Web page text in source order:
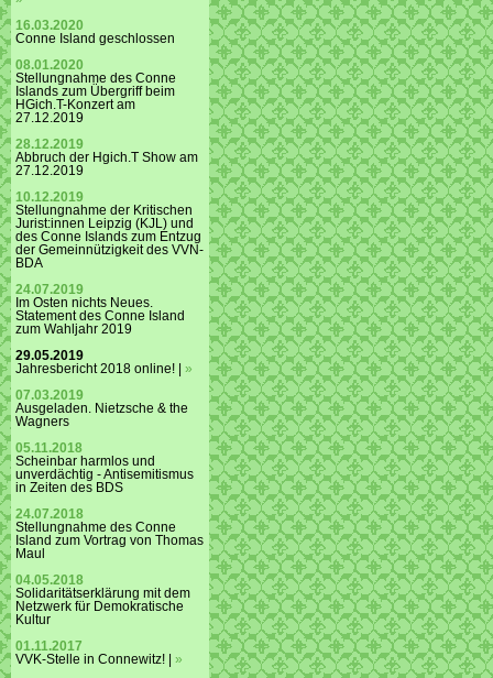
16.03.2020
Conne Island geschlossen
08.01.2020
Stellungnahme des Conne
Islands zum Übergriff beim
HGich.T-Konzert am
27.12.2019
28.12.2019
Abbruch der Hgich.T Show am
27.12.2019
10.12.2019
Stellungnahme der Kritischen
Jurist:innen Leipzig (KJL) und
des Conne Islands zum Entzug
der Gemeinnützigkeit des VVN-
BDA
24.07.2019
Im Osten nichts Neues.
Statement des Conne Island
zum Wahljahr 2019
29.05.2019
Jahresbericht 2018 online! | »
07.03.2019
Ausgeladen. Nietzsche & the
Wagners
05.11.2018
Scheinbar harmlos und
unverdächtig - Antisemitismus
in Zeiten des BDS
24.07.2018
Stellungnahme des Conne
Island zum Vortrag von Thomas
Maul
04.05.2018
Solidaritätserklärung mit dem
Netzwerk für Demokratische
Kultur
01.11.2017
VVK-Stelle in Connewitz! | »